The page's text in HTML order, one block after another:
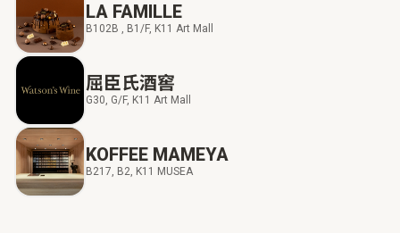
LA FAMILLE
B102B , B1/F, K11 Art Mall
屈臣氏酒窖
G30, G/F, K11 Art Mall
KOFFEE MAMEYA
B217, B2, K11 MUSEA